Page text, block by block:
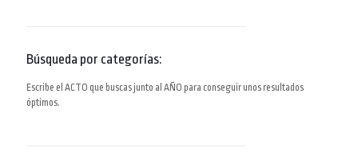
Búsqueda por categorías:
Escribe el ACTO que buscas junto al AÑO para conseguir unos resultados
óptimos.